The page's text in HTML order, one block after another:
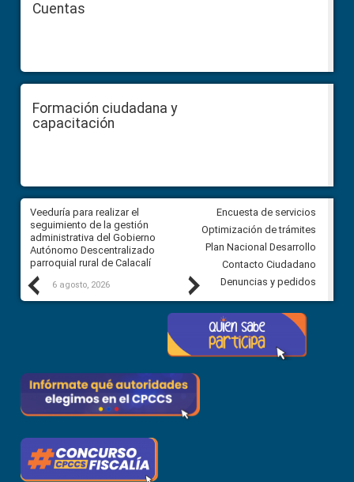
Cuentas
Formación ciudadana y
capacitación
Previous
Veeduría para realizar el
seguimiento de la gestión
administrativa del Gobierno
Autónomo Descentralizado
parroquial rural de Calacalí
6 agosto, 2026
Veeduría para vigilar los
derivados de la Audiencia
comunidad Urbina, parroquia
Carolina
5 agosto, 2026
Next
Encuesta de servicios
Optimización de trámites
Plan Nacional Desarrollo
Contacto Ciudadano
Denuncias y pedidos